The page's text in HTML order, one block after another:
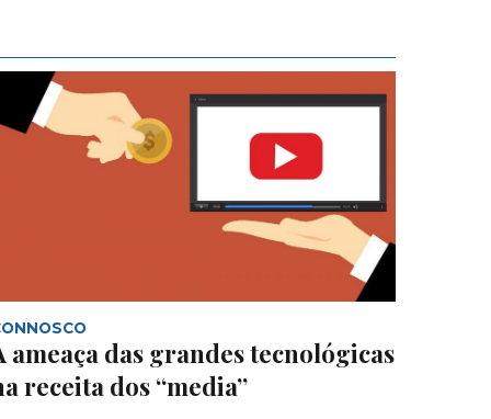
ameaça das grandes tecnológicas
receita dos “media”